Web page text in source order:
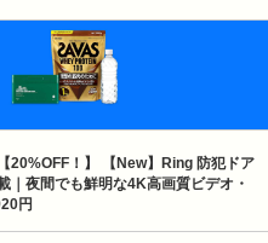
20%OFF！】 【New】Ring 防犯ドア
｜夜間でも鮮明な4K高画質ビデオ・
円